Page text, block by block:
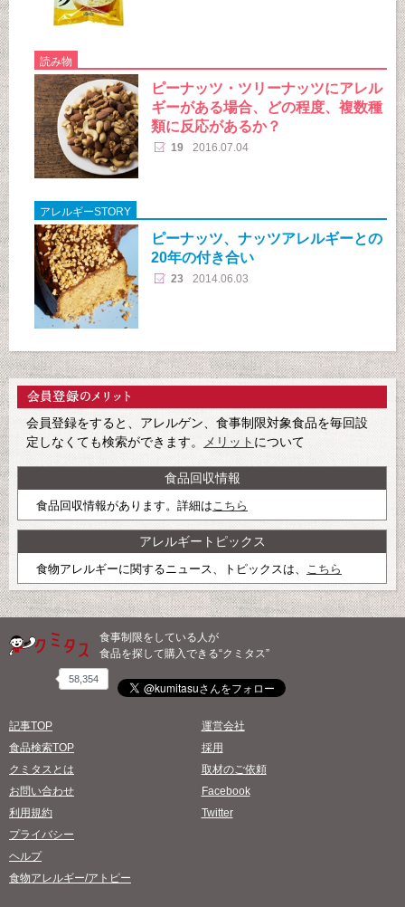
読み物
ピーナッツ・ツリーナッツにアレル
ギーがある場合、どの程度、複数種
類に反応があるか？
19 2016.07.04
アレルギーSTORY
ピーナッツ、ナッツアレルギーとの
20年の付き合い
23 2014.06.03
会員登録をすると、アレルゲン、食事制限対象食品を毎回設
定しなくても検索ができます。
メリット について
食品回収情報
食品回収情報があります。詳細はこちら
アレルギートピックス
食物アレルギーに関するニュース、トピックスは、 こちら
食事制限をしている人が
食品を探して購入できる“クミタス”
58,354
記事TOP
食品検索TOP
クミタスとは
お問い合わせ
利用規約
プライバシー
ヘルプ
食物アレルギー/アトピー
運営会社
採用
取材のご依頼
Facebook
Twitter